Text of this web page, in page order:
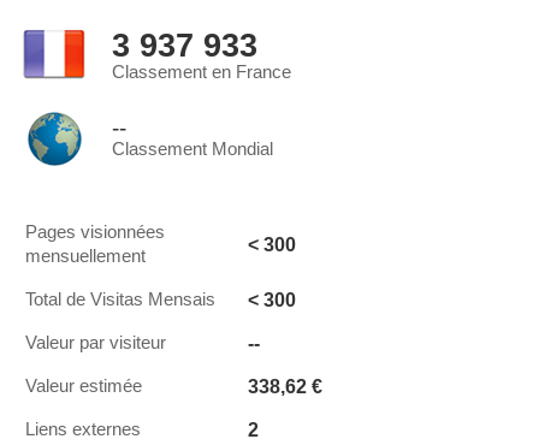
3 937 933
Classement en France
--
Classement Mondial
Pages visionnées
mensuellement
< 300
Total de Visitas Mensais < 300
Valeur par visiteur --
Valeur estimée 338,62 €
Liens externes 2